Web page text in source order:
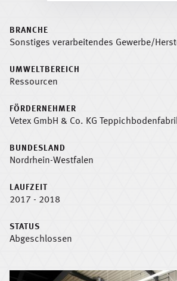
BRANCHE
Sonstiges verarbeitendes Gewerbe/
UMWELTBEREICH
Ressourcen
FÖRDERNEHMER
Vetex GmbH & Co. KG
BUNDESLAND
Nordrhein-Westfalen
LAUFZEIT
2017 - 2018
STATUS
Abgeschlossen